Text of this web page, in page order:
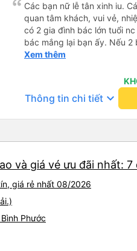
Các bạn nữ lễ tân xinh iu.
quan tâm khách, vui vẻ, nhiệt tình. Trong
có 2 gia đình bác lớn tuổi
bác mắng lại bạn ấy. Nếu
ngược lại nha. Bạn ấy nhắc
nhau xuất hiện trong giấc mơ của mình luôn. Nên nếu
bị phản ánh thì đừng trừ
thì bảo bạn ấy liên hệ sđt
(một mình) yêu luôn.
10/10.
Xem thêm
Thông tin chi tiết keyboard_arrow_down
và giá vé ưu đãi nhất: 7
giá rẻ nhất 08/2026
Phước